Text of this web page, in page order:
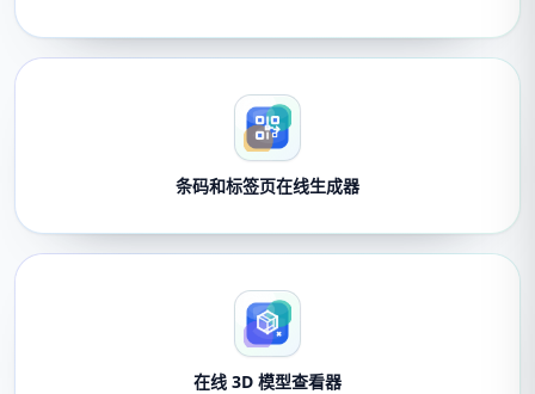
条码和标签页在线生成器
在线 3D 模型查看器